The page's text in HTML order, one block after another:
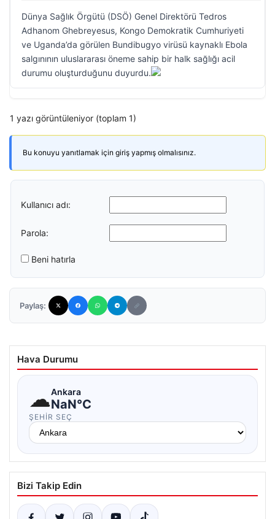
Dünya Sağlık Örgütü (DSÖ) Genel Direktörü Tedros
Adhanom Ghebreyesus, Kongo Demokratik Cumhuriyeti
ve Uganda’da görülen Bundibugyo virüsü kaynaklı Ebola
salgınının uluslararası öneme sahip bir halk sağlığı acil
durumu oluşturduğunu duyurdu.
1 yazı görüntüleniyor (toplam 1)
Bu konuyu yanıtlamak için giriş yapmış olmalısınız.
Kullanıcı adı:
Parola:
Beni hatırla
Paylaş:
Hava Durumu
☁Ankara
NaN°C
ŞEHIR SEÇ
Bizi Takip Edin